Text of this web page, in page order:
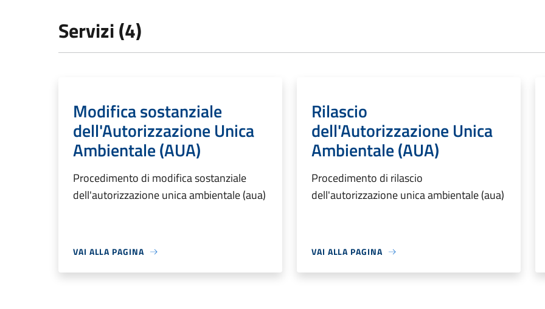
Servizi (4)
Modifica sostanziale
dell'Autorizzazione Unica
Ambientale (AUA)
Procedimento di modifica sostanziale
dell'autorizzazione unica ambientale (aua)
VAI ALLA PAGINA
Rilascio
dell'Autorizzazione Unica
Ambientale (AUA)
Procedimento di rilascio
dell'autorizzazione unica ambientale (aua)
VAI ALLA PAGINA